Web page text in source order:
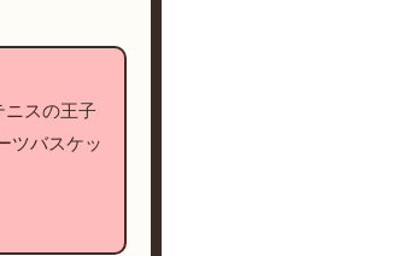
ニスの王子
ツバスケッ